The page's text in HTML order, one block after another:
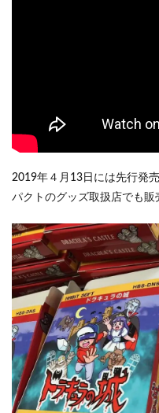
2019年４月13日には先行発
パクトのグッズ取扱店でも販